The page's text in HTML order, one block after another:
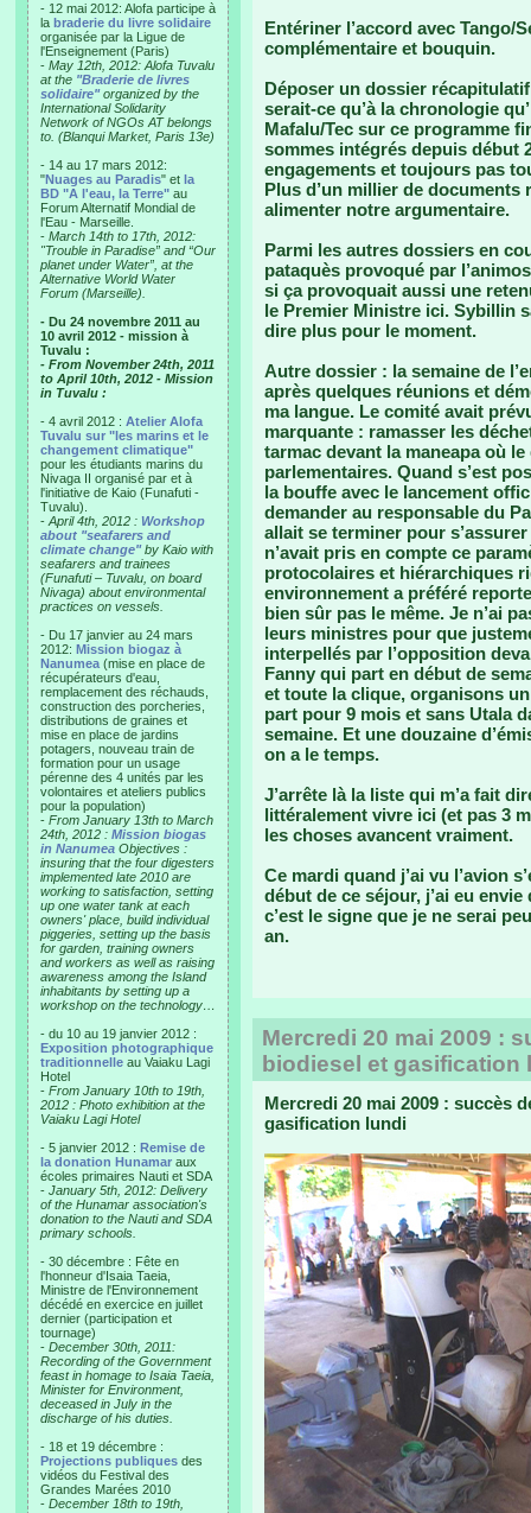
- 12 mai 2012: Alofa participe à
la braderie du livre solidaire
organisée par la Ligue de
l'Enseignement (Paris)
- May 12th, 2012: Alofa Tuvalu
at the "Braderie de livres
solidaire"organized by the
International Solidarity
Network of NGOs AT belongs
to. (Blanqui Market, Paris 13e)
- 14 au 17 mars 2012:
"Nuages au Paradis" et la
BD "A l'eau, la Terre" au
Forum Alternatif Mondial de
l'Eau - Marseille.
- March 14th to 17th, 2012:
"Trouble in Paradise” and “Our
planet under Water”, at the
Alternative World Water
Forum (Marseille).
- Du 24 novembre 2011 au
10 avril 2012 - mission à
Tuvalu :
- From November 24th, 2011
to April 10th, 2012 - Mission
in Tuvalu :
- 4 avril 2012 : Atelier Alofa
Tuvalu sur "les marins et le
changement climatique"
pour les étudiants marins du
Nivaga II organisé par et à
l'initiative de Kaio (Funafuti -
Tuvalu).
- April 4th, 2012 : Workshop
about "seafarers and
climate change"by Kaio with
seafarers and trainees
(Funafuti – Tuvalu, on board
Nivaga) about environmental
practices on vessels.
- Du 17 janvier au 24 mars
2012: Mission biogaz à
Nanumea (mise en place de
récupérateurs d'eau,
remplacement des réchauds,
construction des porcheries,
distributions de graines et
mise en place de jardins
potagers, nouveau train de
formation pour un usage
pérenne des 4 unités par les
volontaires et ateliers publics
pour la population)
- From January 13th to March
24th, 2012 : Mission biogas
in Nanumea Objectives :
insuring that the four digesters
implemented late 2010 are
working to satisfaction, setting
up one water tank at each
owners' place, build individual
piggeries, setting up the basis
for garden, training owners
and workers as well as raising
awareness among the Island
inhabitants by setting up a
workshop on the technology…
- du 10 au 19 janvier 2012 :
Exposition photographique
traditionnelle au Vaiaku Lagi
Hotel
- From January 10th to 19th,
2012 : Photo exhibition at the
Vaiaku Lagi Hotel
- 5 janvier 2012 : Remise de
la donation Hunamar aux
écoles primaires Nauti et SDA
- January 5th, 2012: Delivery
of the Hunamar association's
donation to the Nauti and SDA
primary schools.
- 30 décembre : Fête en
l'honneur d'Isaia Taeia,
Ministre de l'Environnement
décédé en exercice en juillet
dernier (participation et
tournage)
- December 30th, 2011:
Recording of the Government
feast in homage to Isaia Taeia,
Minister for Environment,
deceased in July in the
discharge of his duties.
- 18 et 19 décembre :
Projections publiques des
vidéos du Festival des
Grandes Marées 2010
- December 18th to 19th,
Entériner l’accord avec Tango/
complémentaire et bouquin.
Déposer un dossier
serait-ce qu’à la chronologie
Mafalu/Tec sur ce programme
sommes intégrés depuis début
engagements et toujours pas
Plus d’un millier de documents
alimenter notre argumentaire.
Parmi les autres dossiers en
pataquès provoqué par
si ça provoquait aussi une
le Premier Ministre ici. Sybillin
dire plus pour le moment.
Autre dossier : la semaine de
après quelques réunions et
ma langue. Le comité avait
marquante : ramasser les
tarmac devant la maneapa où
parlementaires. Quand s’est
la bouffe avec le lancement
demander au responsable du
allait se terminer pour
n’avait pris en compte ce
protocolaires et hiérarchiques
environnement a préféré
bien sûr pas le même. Je n’ai
leurs ministres pour que
interpellés par l’opposition
Fanny qui part en début de
et toute la clique, organisons
part pour 9 mois et sans Utala
semaine. Et une douzaine
on a le temps.
J’arrête là la liste qui m’a fait
littéralement vivre ici (et pas 3
les choses avancent vraiment.
Ce mardi quand j’ai vu l’avion
début de ce séjour, j’ai eu
c’est le signe que je ne serai
an.
Mercredi 20 mai 2009 :
biodiesel et gasification
Mercredi 20 mai 2009 : succès
gasification lundi